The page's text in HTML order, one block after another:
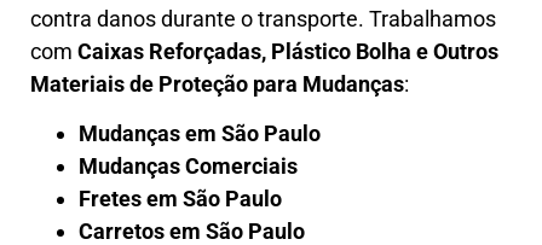
contra danos durante o transporte. Trabalhamos
com Caixas Reforçadas, Plástico Bolha e Outros
Materiais de Proteção para Mudanças:
Mudanças em São Paulo
Mudanças Comerciais
Fretes em São Paulo
Carretos em São Paulo